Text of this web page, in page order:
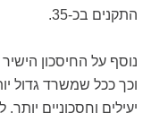
התקנים בכ-35.
נוסף על החיסכון
וכך ככל שמשרד גדול
יעילים וחסכוניים